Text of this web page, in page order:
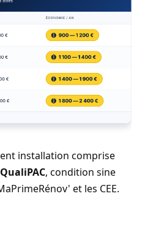
installation comprise
, condition sine
et les CEE.